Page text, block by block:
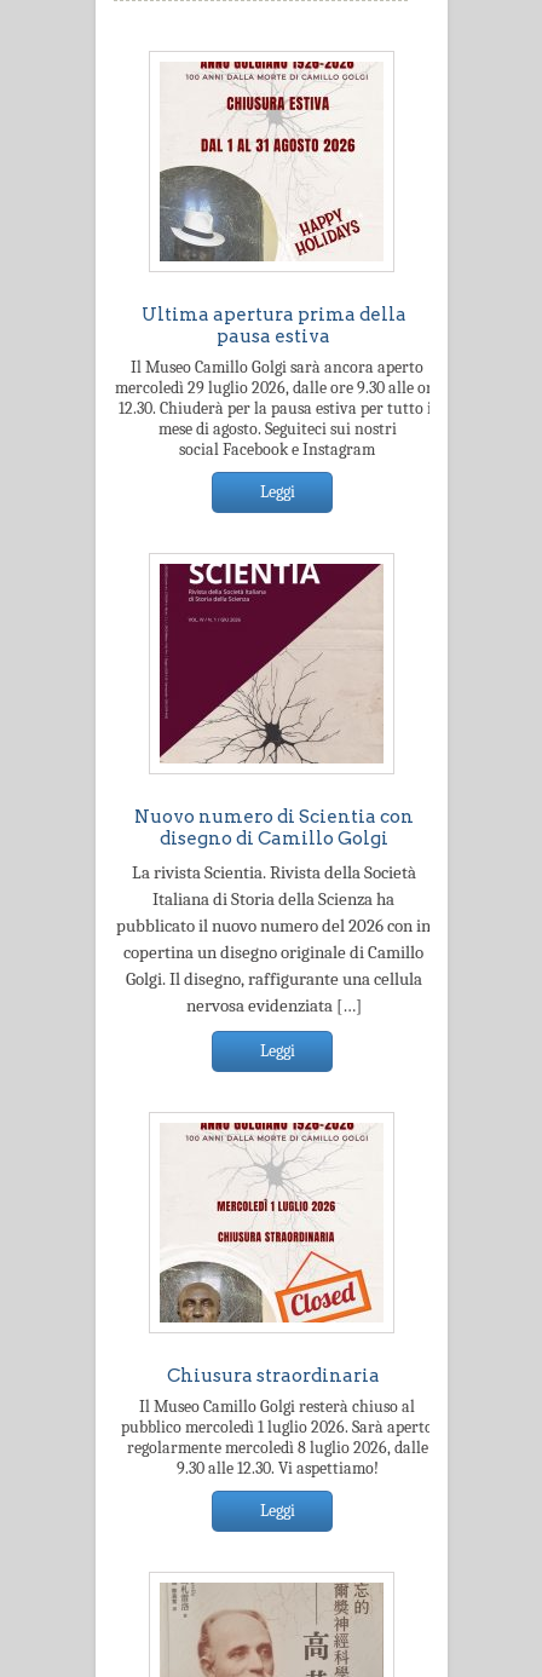
Ultima apertura prima della
pausa estiva
Il Museo Camillo Golgi sarà ancora aperto
mercoledì 29 luglio 2026, dalle ore 9.30 alle ore
12.30. Chiuderà per la pausa estiva per tutto il
mese di agosto. Seguiteci sui nostri
social Facebook e Instagram
Leggi
Nuovo numero di Scientia con
disegno di Camillo Golgi
La rivista Scientia. Rivista della Società
Italiana di Storia della Scienza ha
pubblicato il nuovo numero del 2026 con in
copertina un disegno originale di Camillo
Golgi. Il disegno, raffigurante una cellula
nervosa evidenziata […]
Leggi
Chiusura straordinaria
Il Museo Camillo Golgi resterà chiuso al
pubblico mercoledì 1 luglio 2026. Sarà aperto
regolarmente mercoledì 8 luglio 2026, dalle
9.30 alle 12.30. Vi aspettiamo!
Leggi